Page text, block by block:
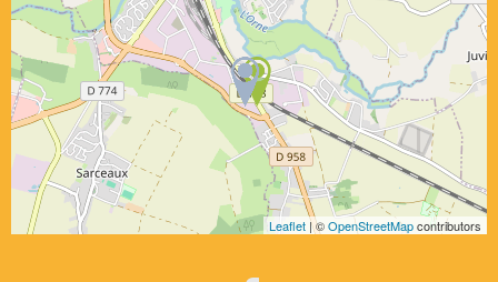
Leaflet | ©OpenStreetMapcontributors